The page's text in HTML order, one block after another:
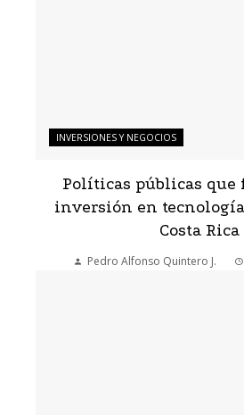
INVERSIONES Y NEGOCIOS
Políticas públicas que
inversión en
Costa Rica
Pedro Alfonso Quintero J.